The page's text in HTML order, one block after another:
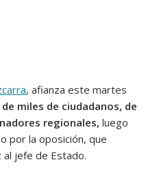
, afianza este martes
miles de ciudadanos, de
regionales,luego
por la oposición, que
al jefe de Estado.